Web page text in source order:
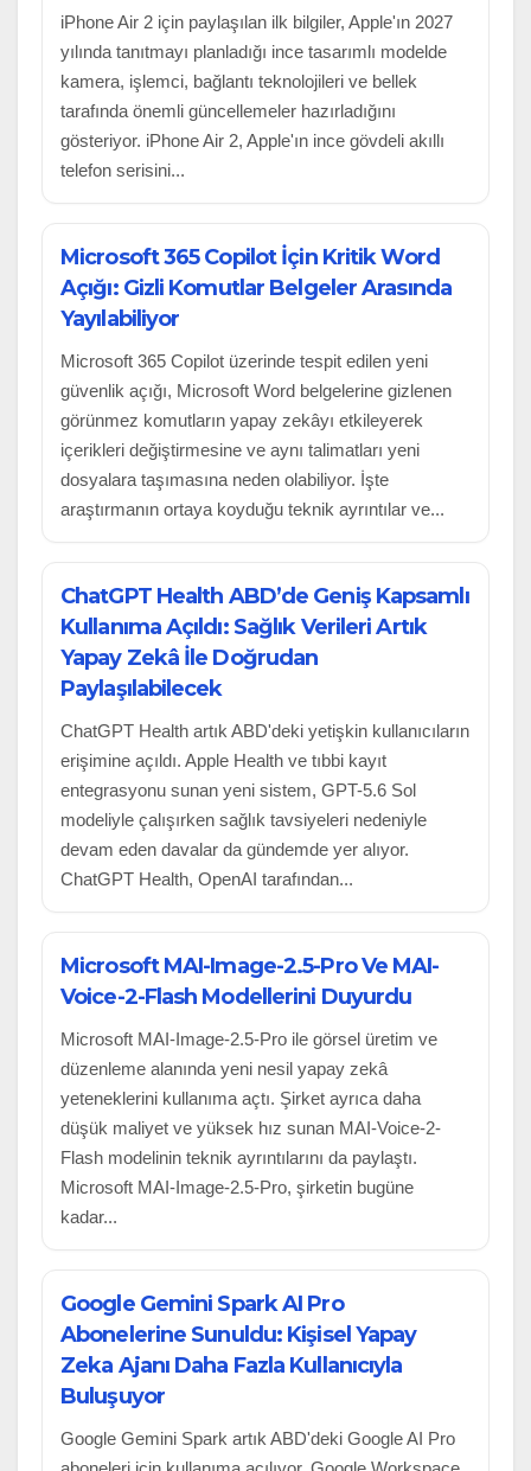
iPhone Air 2 için paylaşılan ilk bilgiler, Apple'ın 2027
yılında tanıtmayı planladığı ince tasarımlı modelde
kamera, işlemci, bağlantı teknolojileri ve bellek
tarafında önemli güncellemeler hazırladığını
gösteriyor. iPhone Air 2, Apple'ın ince gövdeli akıllı
telefon serisini...
Microsoft 365 Copilot İçin Kritik Word
Açığı: Gizli Komutlar Belgeler Arasında
Yayılabiliyor
Microsoft 365 Copilot üzerinde tespit edilen yeni
güvenlik açığı, Microsoft Word belgelerine gizlenen
görünmez komutların yapay zekâyı etkileyerek
içerikleri değiştirmesine ve aynı talimatları yeni
dosyalara taşımasına neden olabiliyor. İşte
araştırmanın ortaya koyduğu teknik ayrıntılar ve...
ChatGPT Health ABD’de Geniş Kapsamlı
Kullanıma Açıldı: Sağlık Verileri Artık
Yapay Zekâ İle Doğrudan
Paylaşılabilecek
ChatGPT Health artık ABD'deki yetişkin kullanıcıların
erişimine açıldı. Apple Health ve tıbbi kayıt
entegrasyonu sunan yeni sistem, GPT-5.6 Sol
modeliyle çalışırken sağlık tavsiyeleri nedeniyle
devam eden davalar da gündemde yer alıyor.
ChatGPT Health, OpenAI tarafından...
Microsoft MAI-Image-2.5-Pro Ve MAI-
Voice-2-Flash Modellerini Duyurdu
Microsoft MAI-Image-2.5-Pro ile görsel üretim ve
düzenleme alanında yeni nesil yapay zekâ
yeteneklerini kullanıma açtı. Şirket ayrıca daha
düşük maliyet ve yüksek hız sunan MAI-Voice-2-
Flash modelinin teknik ayrıntılarını da paylaştı.
Microsoft MAI-Image-2.5-Pro, şirketin bugüne
kadar...
Google Gemini Spark AI Pro
Abonelerine Sunuldu: Kişisel Yapay
Zeka Ajanı Daha Fazla Kullanıcıyla
Buluşuyor
Google Gemini Spark artık ABD'deki Google AI Pro